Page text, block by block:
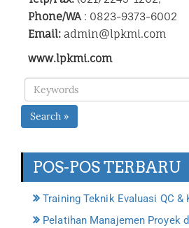
Phone/WA: 0823-9373-6002
Email: admin@lpkmi.com
www.lpkmi.com
Search »
POS-POS TERBARU
Training Teknik Evaluasi QC
Pelatihan Manajemen Proyek